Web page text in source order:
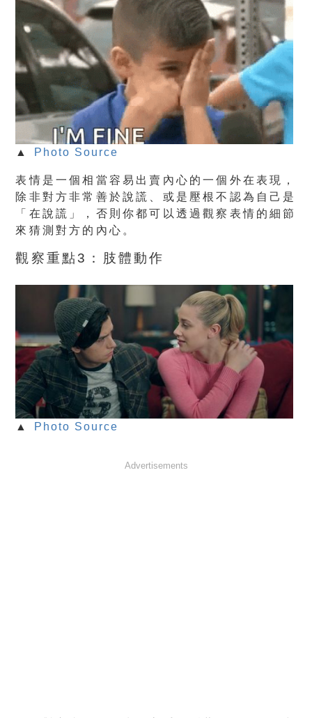
▲ Photo Source
表情是一個相當容易出賣內心的一個外在表現，
除非對方非常善於說謊、或是壓根不認為自己是
「在說謊」，否則你都可以透過觀察表情的細節
來猜測對方的內心。
觀察重點3：肢體動作
▲ Photo Source
Advertisements